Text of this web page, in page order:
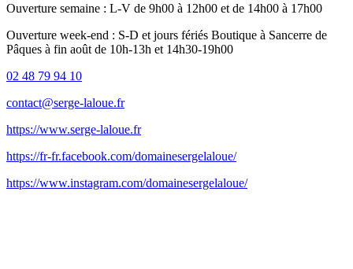
Ouverture semaine : L-V de 9h00 à 12h00 et de 14h00 à 17h00
Ouverture week-end : S-D et jours fériés Boutique à Sancerre de
Pâques à fin août de 10h-13h et 14h30-19h00
02 48 79 94 10
contact@serge-laloue.fr
https://www.serge-laloue.fr
https://fr-fr.facebook.com/domainesergelaloue/
https://www.instagram.com/domainesergelaloue/